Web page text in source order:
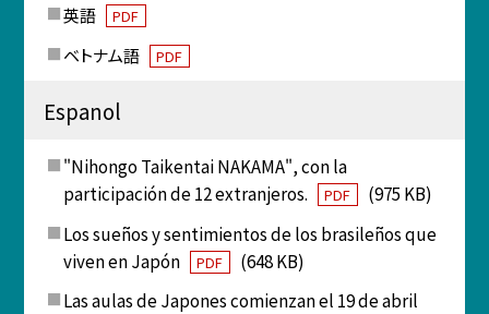
英語 PDF
ベトナム語 PDF
Espanol
"Nihongo Taikentai NAKAMA", con la
participación de 12 extranjeros.
PDF
(975 KB)
Los sueños y sentimientos de los brasileños que
viven en Japón
PDF
(648 KB)
Las aulas de Japones comienzan el 19 de abril